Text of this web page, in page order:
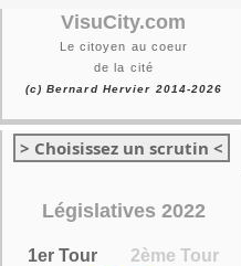
VisuCity.com
Le citoyen au coeur
de la cité
(c) Bernard Hervier 2014-2026
> Choisissez un scrutin <
Législatives 2022
1er Tour 2ème Tour